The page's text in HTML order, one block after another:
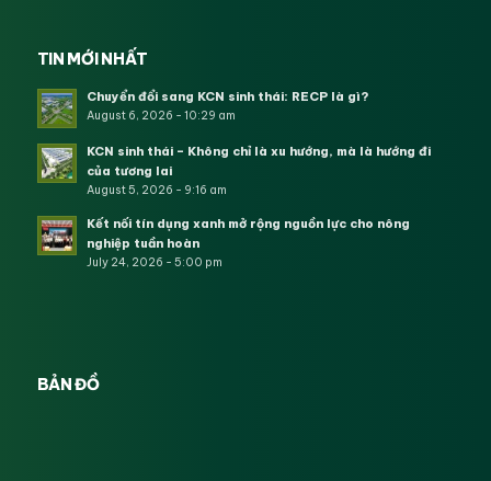
TIN MỚI NHẤT
Chuyển đổi sang KCN sinh thái: RECP là gì?
August 6, 2026 - 10:29 am
KCN sinh thái – Không chỉ là xu hướng, mà là hướng đi
của tương lai
August 5, 2026 - 9:16 am
Kết nối tín dụng xanh mở rộng nguồn lực cho nông
nghiệp tuần hoàn
July 24, 2026 - 5:00 pm
BẢN ĐỒ